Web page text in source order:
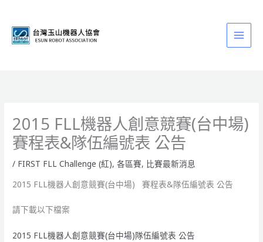
2015 FLL機器人創意競賽(台中場)
賽程表&隊伍編號表 公告
/ FIRST FLL Challenge (紅),各區賽, 比賽最新消息
2015 FLL機器人創意競賽(台中場) 賽程表&隊伍編號表 公告
請下載以下檔案
2015 FLL機器人創意競賽(台中場)隊伍編號表 公告